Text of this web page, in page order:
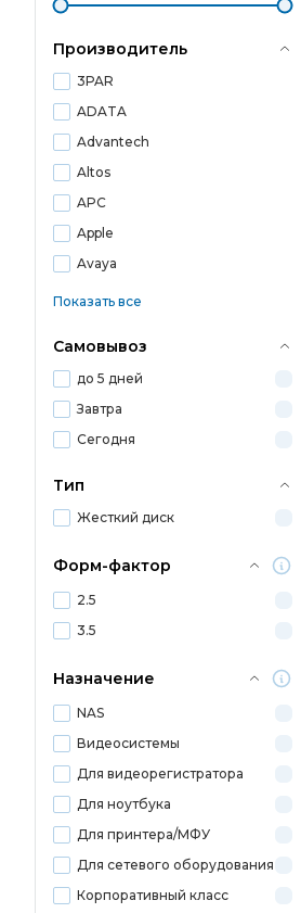
Производитель
3PAR
ADATA
Advantech
Altos
APC
Apple
Avaya
Показать все
Самовывоз
до 5 дней
Завтра
Сегодня
Тип
Жесткий диск
Форм-фактор
2.5
3.5
Назначение
NAS
Видеосистемы
Для видеорегистратора
Для ноутбука
Для принтера/МФУ
Для сетевого оборудования
Корпоративный класс